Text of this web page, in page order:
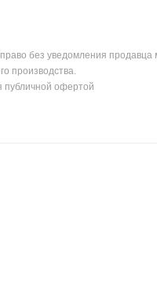
без уведомления продавца
производства.
публичной офертой